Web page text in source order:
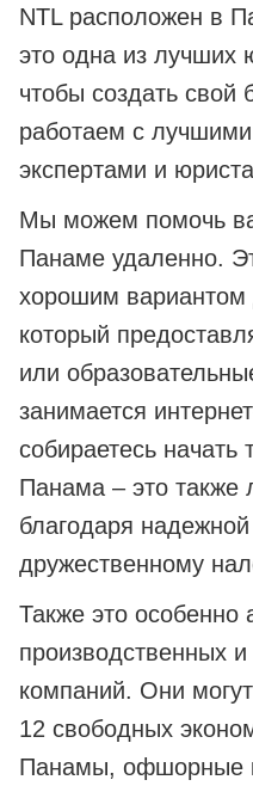
NTL расположен в
это одна из лучших
чтобы создать свой
работаем с
экспертами и
Мы можем помочь
Панаме удаленно.
хорошим вариантом
который
или
занимается
собираетесь начать
Панама – это также
благодаря
дружественному
Также это особенно
производственных и
компаний. Они
12 свободных
Панамы, офшорные